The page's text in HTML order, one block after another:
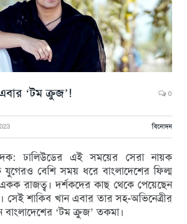
‘টম ক্রুজ’! 0
বিনোদন
ঢালিউডের এই সময়ের সেরা নায়ক
বেশি সময় ধরে বাংলাদেশের ফিল্ম
একক রাজত্ব। দর্শকদের কাছ থেকে পেয়েছেন
সেই শাকিব খান এবার তার সহ-অভিনেত্রীর
‘টম ক্রুজ’ তকমা।